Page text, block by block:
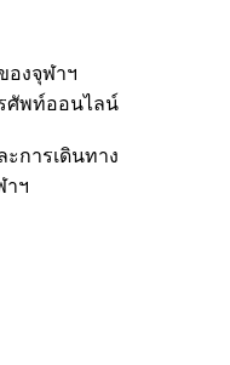
องจุฬาฯ
ศัพท์ออนไลน์
การเดินทาง
าฯ